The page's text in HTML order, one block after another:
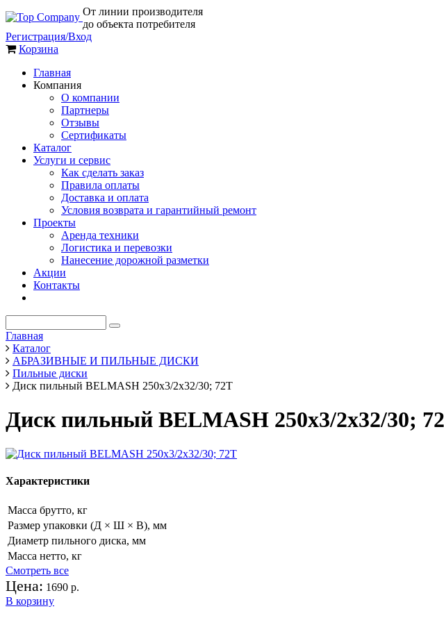
От линии производителя
до объекта потребителя
Регистрация/Вход
Корзина
Главная
Компания
О компании
Партнеры
Отзывы
Сертификаты
Каталог
Услуги и сервис
Как сделать заказ
Правила оплаты
Доставка и оплата
Условия возврата и гарантийный ремонт
Проекты
Аренда техники
Логистика и перевозки
Нанесение дорожной разметки
Акции
Контакты
Главная
Каталог
АБРАЗИВНЫЕ И ПИЛЬНЫЕ ДИСКИ
Пильные диски
Диск пильный BELMASH 250x3/2x32/30; 72T
Диск пильный BELMASH 250x3/2x32/30;
Характеристики
Масса брутто, кг
Размер упаковки (Д × Ш × В), мм
Диаметр пильного диска, мм
Масса нетто, кг
Смотреть все
Цена: 1690 p.
В корзину